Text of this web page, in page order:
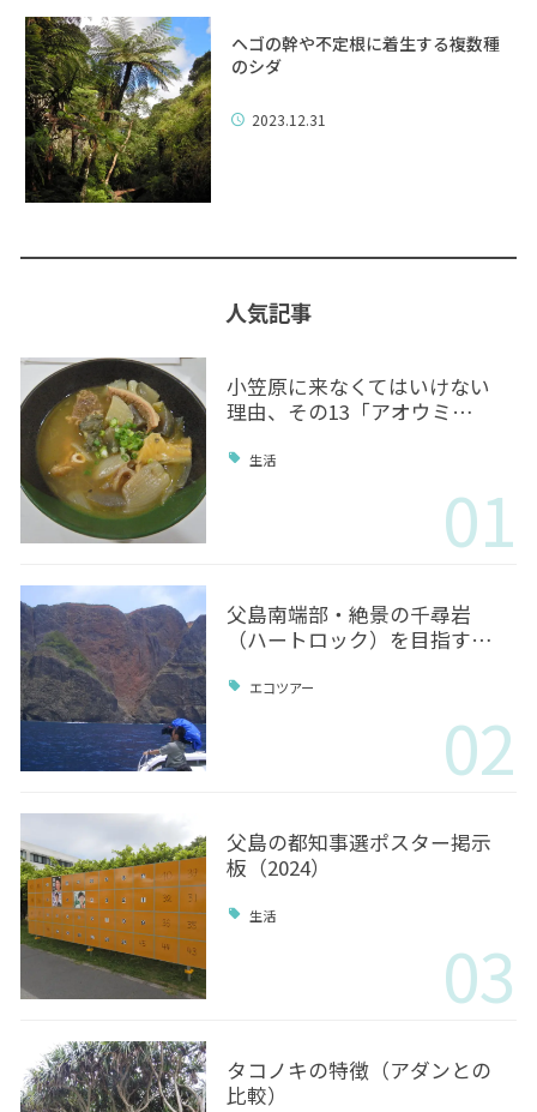
ヘゴの幹や不定根に着生する複数種
のシダ
2023.12.31
人気記事
小笠原に来なくてはいけない
理由、その13「アオウミ…
生活
01
父島南端部・絶景の千尋岩
（ハートロック）を目指す…
エコツアー
02
父島の都知事選ポスター掲示
板（2024）
生活
03
タコノキの特徴（アダンとの
比較）